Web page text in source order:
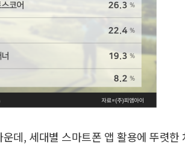
데, 세대별 스마트폰 앱 활용에 뚜렷한